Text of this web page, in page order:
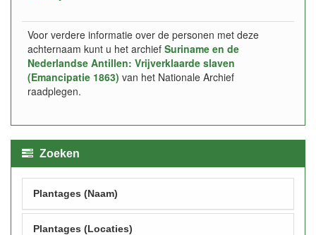
Voor verdere informatie over de personen met deze
achternaam kunt u het archief Suriname en de
Nederlandse Antillen: Vrijverklaarde slaven
(Emancipatie 1863) van het Nationale Archief
raadplegen.
Zoeken
Plantages (Naam)
Plantages (Locaties)